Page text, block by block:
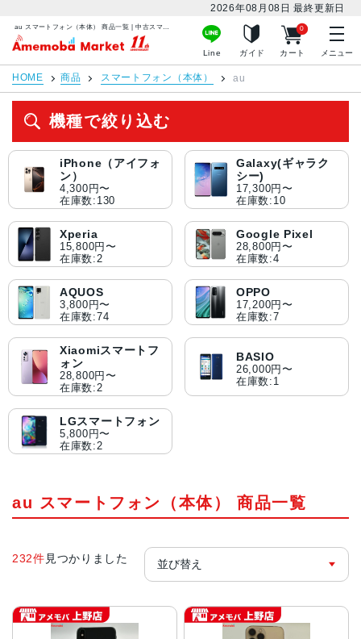
2026年08月08日 最終更新日
アメモバマーケット
Line ガイド カート
0
メニュー
HOME 商品 スマートフォン（本体） au
機種で絞り込む
iPhone（アイフォ
ン）
4,300円〜
在庫数:130
Galaxy(ギャラク
シー)
17,300円〜
在庫数:10
Xperia
15,800円〜
在庫数:2
Google Pixel
28,800円〜
在庫数:4
AQUOS
3,800円〜
在庫数:74
OPPO
17,200円〜
在庫数:7
Xiaomiスマートフ
ォン
28,800円〜
在庫数:2
BASIO
26,000円〜
在庫数:1
LGスマートフォン
5,800円〜
在庫数:2
au スマートフォン（本体） 商品一覧
232件 見つかりました